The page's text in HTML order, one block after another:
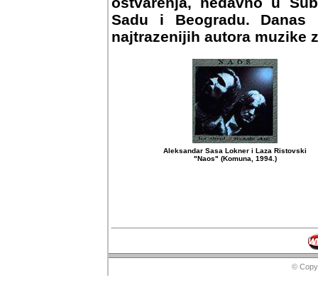
i Beogradu. Danas u
autora muzike za pozorisna
Aleksandar Sasa Lokner i Laza Ristovski
"Naos" (Komuna, 1994.)
©